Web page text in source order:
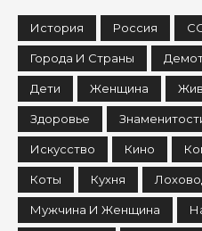
История Россия
Города И Страны
Дети Женщина
Здоровье
Искусство Кино
Коты Кухня
Мужчина И Женщина